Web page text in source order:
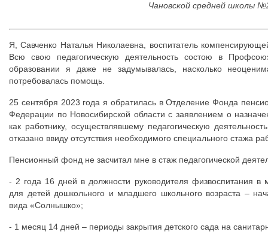
Чановской средней школы
Я, Савченко Наталья Николаевна, воспитатель
Всю свою педагогическую деятельность состою в
образовании я даже не задумывалась, насколько
потребовалась помощь.
25 сентября 2023 года я обратилась в Отделение Фонда
Федерации по Новосибирской области с заявлением о
как работнику, осуществлявшему педагогическую
отказано ввиду отсутствия необходимого специального стажа
Пенсионный фонд не засчитал мне в стаж педагогической
- 2 года 16 дней в должности руководителя физвоспитания в
для детей дошкольного и младшего школьного возраста –
вида «Солнышко»;
- 1 месяц 14 дней – периоды закрытия детского сада на